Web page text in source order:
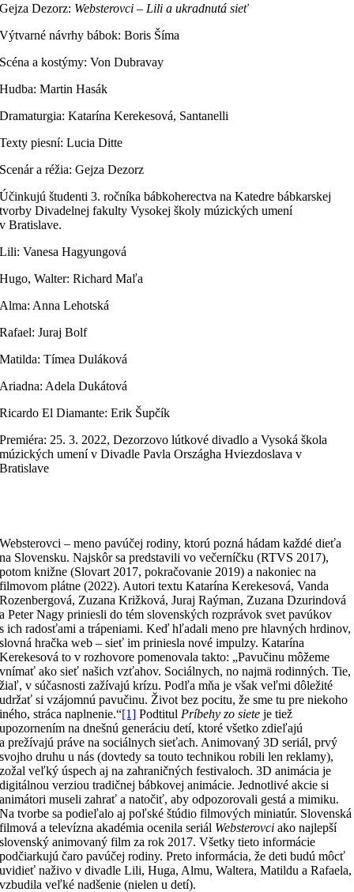
Gejza Dezorz: Websterovci – Lili a ukradnutá sieť
Výtvarné návrhy bábok: Boris Šíma
Scéna a kostýmy: Von Dubravay
Hudba: Martin Hasák
Dramaturgia: Katarína Kerekesová, Santanelli
Texty piesní: Lucia Ditte
Scenár a réžia: Gejza Dezorz
Účinkujú študenti 3. ročníka bábkoherectva na Katedre bábkarskej
tvorby Divadelnej fakulty Vysokej školy múzických umení
v Bratislave.
Lili: Vanesa Hagyungová
Hugo, Walter: Richard Maľa
Alma: Anna Lehotská
Rafael: Juraj Bolf
Matilda: Tímea Duláková
Ariadna: Adela Dukátová
Ricardo El Diamante: Erik Šupčík
Premiéra: 25. 3. 2022, Dezorzovo lútkové divadlo a Vysoká škola
múzických umení v Divadle Pavla Országha Hviezdoslava v
Bratislave
Websterovci – meno pavúčej rodiny, ktorú pozná hádam každé dieťa
na Slovensku. Najskôr sa predstavili vo večerníčku (RTVS 2017),
potom knižne (Slovart 2017, pokračovanie 2019) a nakoniec na
filmovom plátne (2022). Autori textu Katarína Kerekesová, Vanda
Rozenbergová, Zuzana Križková, Juraj Raýman, Zuzana Dzurindová
a Peter Nagy priniesli do tém slovenských rozprávok svet pavúkov
s ich radosťami a trápeniami. Keď hľadali meno pre hlavných hrdinov,
slovná hračka web – sieť im priniesla nové impulzy. Katarína
Kerekesová to v rozhovore pomenovala takto: „Pavučinu môžeme
vnímať ako sieť našich vzťahov. Sociálnych, no najmä rodinných. Tie,
žiaľ, v súčasnosti zažívajú krízu. Podľa mňa je však veľmi dôležité
udržať si vzájomnú pavučinu. Život bez pocitu, že sme tu pre niekoho
iného, stráca naplnenie.“[1] Podtitul Príbehy zo siete je tiež
upozornením na dnešnú generáciu detí, ktoré všetko zdieľajú
a prežívajú práve na sociálnych sieťach. Animovaný 3D seriál, prvý
svojho druhu u nás (dovtedy sa touto technikou robili len reklamy),
zožal veľký úspech aj na zahraničných festivaloch. 3D animácia je
digitálnou verziou tradičnej bábkovej animácie. Jednotlivé akcie si
animátori museli zahrať a natočiť, aby odpozorovali gestá a mimiku.
Na tvorbe sa podieľalo aj poľské štúdio filmových miniatúr. Slovenská
filmová a televízna akadémia ocenila seriál Websterovci ako najlepší
slovenský animovaný film za rok 2017. Všetky tieto informácie
podčiarkujú čaro pavúčej rodiny. Preto informácia, že deti budú môcť
uvidieť naživo v divadle Lili, Huga, Almu, Waltera, Matildu a Rafaela,
vzbudila veľké nadšenie (nielen u detí).